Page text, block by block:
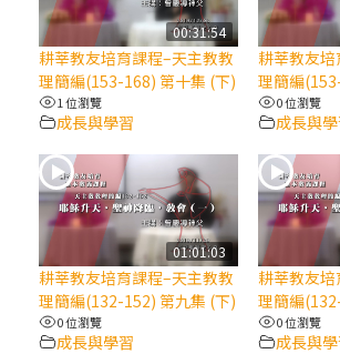
2025/10/10【萬物讚頌頌
樂會】紀念聖方濟與已逝
(9完結)黃敏正主教帶你
匝凱的「新生命」：利他
(8)黃敏正主教帶你做【將
降生成人與人同在＝「厄
(7)黃敏正主教帶你做【將
降生人間，需要人的「接
00:31:54
耕莘教友培育課程–天主教教
理簡編(153-168) 第十集 (下)
1 位瀏覽
成長與學習
耕莘教友
理簡編
0 位瀏覽
成長與
01:01:03
耕莘教友培育課程–天主教教
理簡編(132-152) 第九集 (下)
0 位瀏覽
成長與學習
耕莘教友
理簡編
0 位瀏覽
成長與